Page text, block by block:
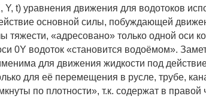
t) уравнения движения для водотоков
основной силы, побуждающей
тяжести, «адресовано» только одной оси
0Y водоток «становится водоёмом».
для движения жидкости под
для её перемещения в русле, трубе,
по плотности», т.к. содержат в правой